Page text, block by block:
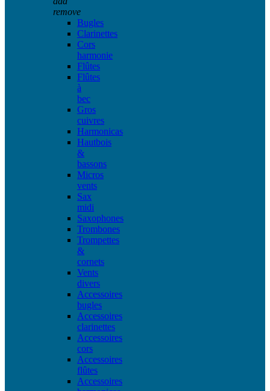
remove
Bugles
Clarinettes
Cors
harmonie
Flûtes
Flûtes
à
bec
Gros
cuivres
Harmonicas
Hautbois
&
bassons
Micros
vents
Sax
midi
Saxophones
Trombones
Trompettes
&
cornets
Vents
divers
Accessoires
bugles
Accessoires
clarinettes
Accessoires
cors
Accessoires
flûtes
Accessoires